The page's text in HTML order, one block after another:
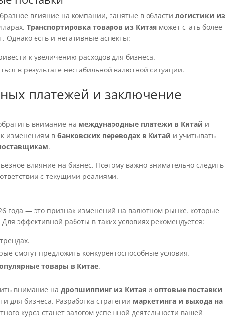
влияние на компании, занятые в областилогистики из
Транспортировка товаров из Китая может стать более
Однако есть и негативные аспекты:
к увеличению расходов для бизнеса.
в результате нестабильной валютной ситуации.
платежей и заключение
внимание на международные платежи в Китай и
к изменениям вбанковских переводах в Китай и учитывать
.
влияние на бизнес. Поэтому важно внимательно следить
с текущими реалиями.
года — это признак изменений на валютном рынке, которые
эффективной работы в таких условиях рекомендуется:
смогут предложить конкурентоспособные условия.
товары в Китае.
внимание надропшиппинг из Китая иоптовые поставки
для бизнеса. Разработка стратегии маркетинга и выхода на
курса станет залогом успешной деятельности вашей